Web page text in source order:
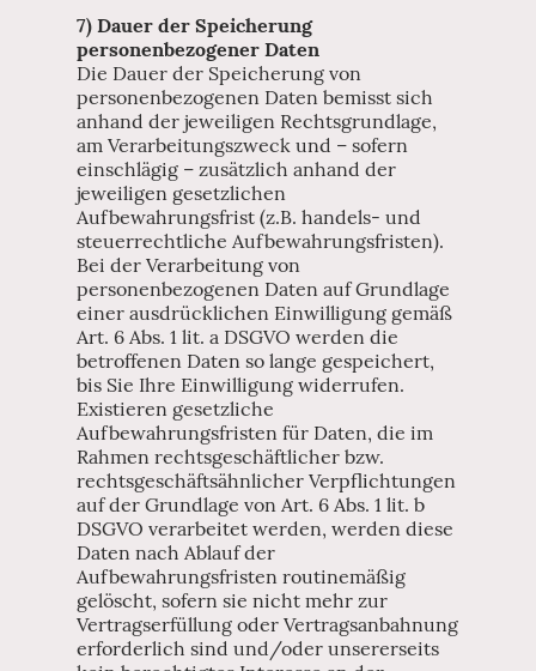
7) Dauer der Speicherung
personenbezogener Daten
Die Dauer der Speicherung von
personenbezogenen Daten bemisst sich
anhand der jeweiligen Rechtsgrundlage,
am Verarbeitungszweck und – sofern
einschlägig – zusätzlich anhand der
jeweiligen gesetzlichen
Aufbewahrungsfrist (z.B. handels- und
steuerrechtliche Aufbewahrungsfristen).
Bei der Verarbeitung von
personenbezogenen Daten auf Grundlage
einer ausdrücklichen Einwilligung gemäß
Art. 6 Abs. 1 lit. a DSGVO werden die
betroffenen Daten so lange gespeichert,
bis Sie Ihre Einwilligung widerrufen.
Existieren gesetzliche
Aufbewahrungsfristen für Daten, die im
Rahmen rechtsgeschäftlicher bzw.
rechtsgeschäftsähnlicher Verpflichtungen
auf der Grundlage von Art. 6 Abs. 1 lit. b
DSGVO verarbeitet werden, werden diese
Daten nach Ablauf der
Aufbewahrungsfristen routinemäßig
gelöscht, sofern sie nicht mehr zur
Vertragserfüllung oder Vertragsanbahnung
erforderlich sind und/oder unsererseits